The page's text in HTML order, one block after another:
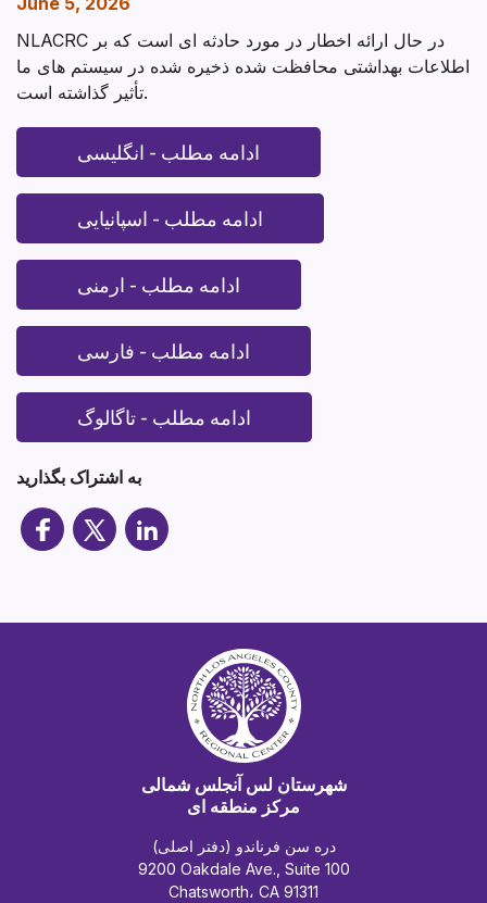
NLACRC در حال ارائه اخطار در مورد حادثه ای است که بر
اطلاعات بهداشتی محافظت شده ذخیره شده در سیستم های ما
تأثیر گذاشته است.
ادامه مطلب - انگلیسی
ادامه مطلب - اسپانیایی
ادامه مطلب - ارمنی
ادامه مطلب - فارسی
ادامه مطلب - تاگالوگ
به اشتراک بگذارید
شهرستان لس آنجلس شمالی
مرکز منطقه ای
دره سن فرناندو (دفتر اصلی)
9200 Oakdale Ave., Suite 100
Chatsworth، CA 91311